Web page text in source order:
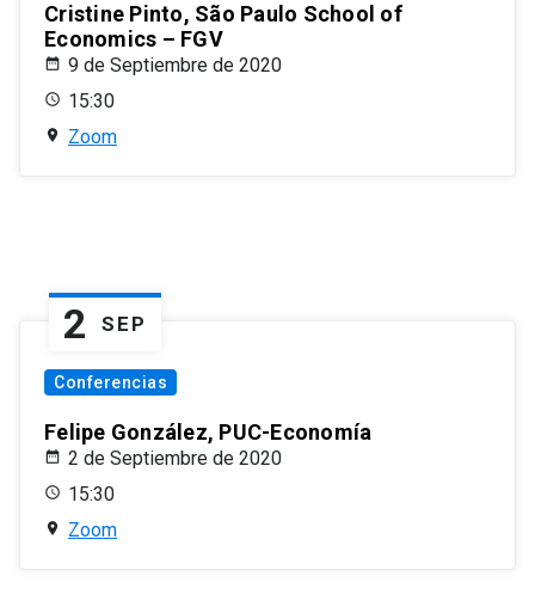
Cristine Pinto, São Paulo School of
Economics – FGV
9 de Septiembre de 2020
15:30
Zoom
2 SEP
Conferencias
Felipe González, PUC-Economía
2 de Septiembre de 2020
15:30
Zoom